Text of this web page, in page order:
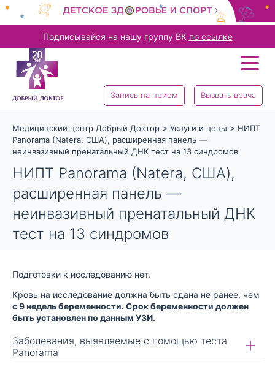
Подписывайся на нашу группу ВК по ссылке
Запись на прием Вызвать врача
Медицинский центр Добрый Доктор > Услуги и цены > НИПТ
Panorama (Natera, США), расширенная панель —
неинвазивный пренатальный ДНК тест на 13 синдромов
НИПТ Panorama (Natera, США),
расширенная панель —
неинвазивный пренатальный ДНК
тест на 13 синдромов
Подготовки к исследованию нет.
Кровь на исследование должна быть сдана не ранее, чем
с 9 недель беременности. Срок беременности должен
быть установлен по данным УЗИ.
Заболевания, выявляемые с помощью теста
Panorama